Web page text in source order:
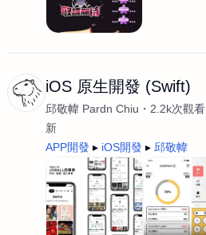
iOS 原生開發 (Swift)
邱敬幃 Pardn Chiu 2.2k次觀看
新
APP開發
iOS開發 邱敬幃